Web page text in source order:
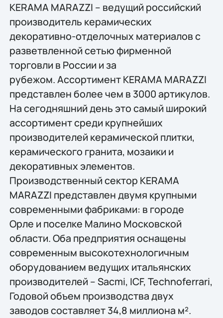
KERAMA MARAZZI – ведущий российский
производитель керамических
декоративно-отделочных материалов с
разветвленной сетью фирменной
торговли в России и за
рубежом. Ассортимент KERAMA MARAZZI
представлен более чем в 3000 артикулов.
На сегодняшний день это самый широкий
ассортимент среди крупнейших
производителей керамической плитки,
керамического гранита, мозаики и
декоративных элементов.
Производственный сектор KERAMA
MARAZZI представлен двумя крупными
современными фабриками: в городе
Орле и поселке Малино Московской
области. Оба предприятия оснащены
современным высокотехнологичным
оборудованием ведущих итальянских
производителей – Sacmi, ICF, Technoferrari,
Годовой объем производства двух
заводов составляет 34,8 миллиона м².